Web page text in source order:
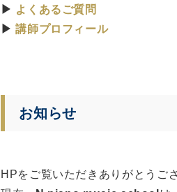
▶ よくあるご質問
▶講師プロフィール
お知らせ
HPをご覧いただきありがとうご